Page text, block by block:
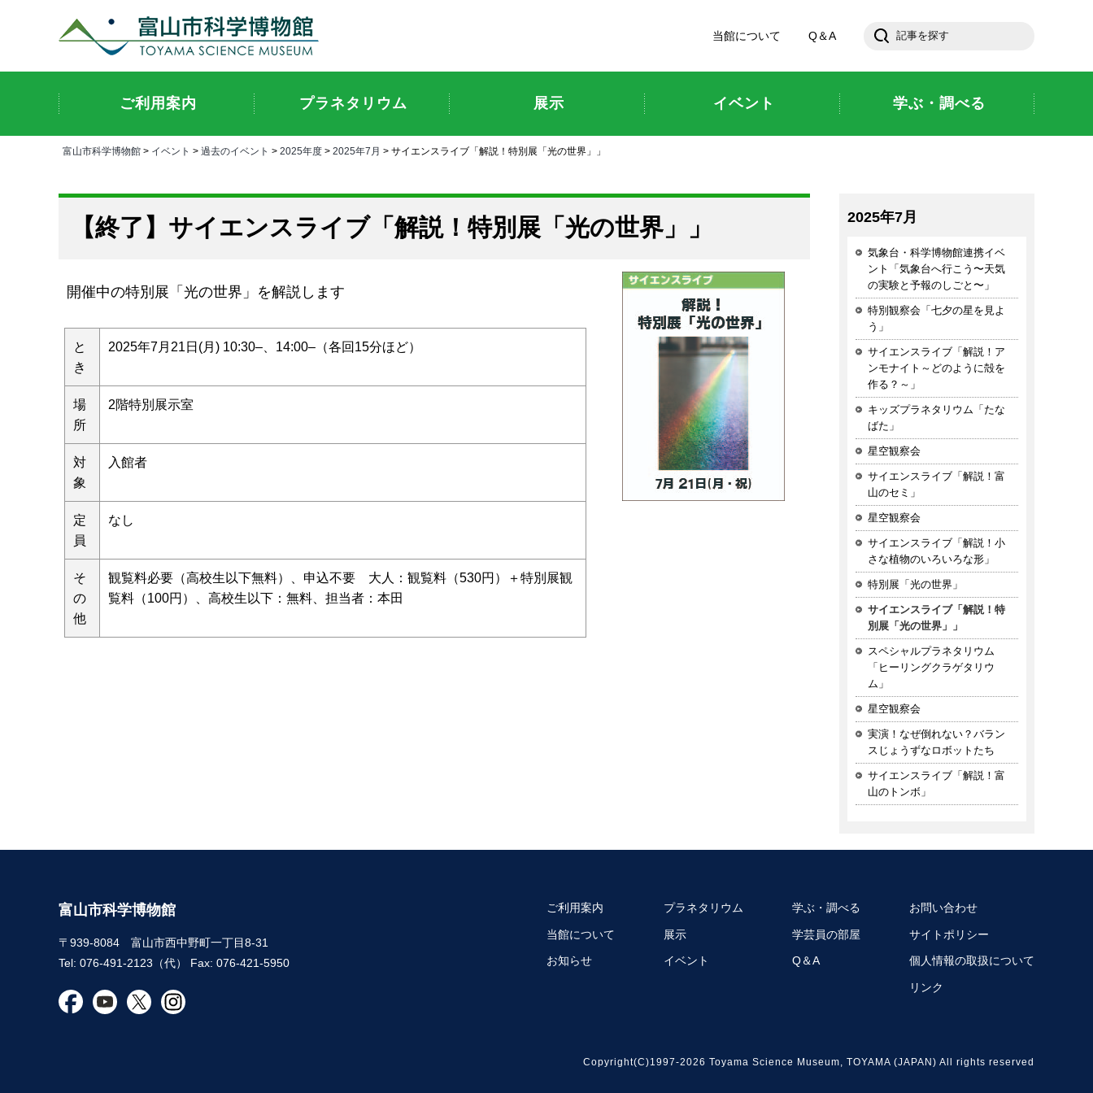
当館について
Q＆A
ご利用案内 プラネタリウム 展示 イベント 学ぶ・調べる
富山市科学博物館 > イベント > 過去のイベント > 2025年度 > 2025年7月 > サイエンスライブ「解説！特別展「光の世界」」
サイエンスライブ「解説！特別展「光の世界」」
開催中の特別展「光の世界」を解説します
と
き
2025年7月21日(月) 10:30–、14:00–（各回15分ほど）
場
所
2階特別展示室
対
象
入館者
定
員
なし
そ
の
他
観覧料必要（高校生以下無料）、申込不要 大人：観覧料（530円）＋特別展観
覧料（100円）、高校生以下：無料、担当者：本田
2025年7月
気象台・科学博物館連携イベ
ント「気象台へ行こう〜天気
の実験と予報のしごと〜」
特別観察会「七夕の星を見よ
う」
サイエンスライブ「解説！ア
ンモナイト～どのように殻を
作る？～」
キッズプラネタリウム「たな
ばた」
星空観察会
サイエンスライブ「解説！富
山のセミ」
星空観察会
サイエンスライブ「解説！小
さな植物のいろいろな形」
特別展「光の世界」
サイエンスライブ「解説！特
別展「光の世界」」
スペシャルプラネタリウム
「ヒーリングクラゲタリウ
ム」
星空観察会
実演！なぜ倒れない？バラン
スじょうずなロボットたち
サイエンスライブ「解説！富
山のトンボ」
富山市科学博物館
〒939-8084 富山市西中野町一丁目8-31
Tel: 076-491-2123（代） Fax: 076-421-5950
ご利用案内
当館について
お知らせ
プラネタリウム
展示
イベント
学ぶ・調べる
学芸員の部屋
Q＆A
お問い合わせ
サイトポリシー
個人情報の取扱について
リンク
Copyright(C)1997-2026 Toyama Science Museum, TOYAMA (JAPAN) All rights reserved